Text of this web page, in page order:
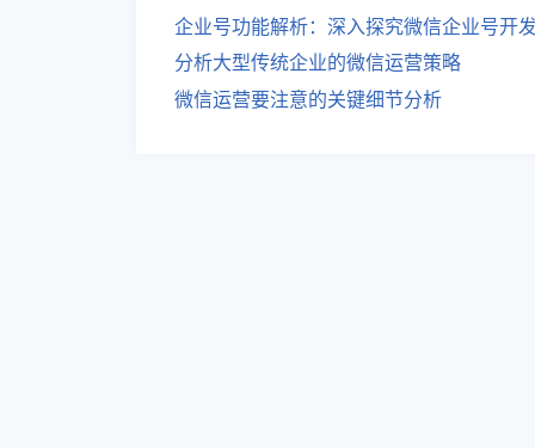
企业号功能解析：深入探究微信企业号开
分析大型传统企业的微信运营策略
微信运营要注意的关键细节分析